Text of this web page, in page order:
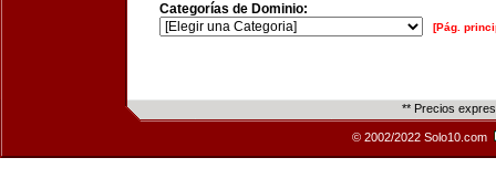
Categorías de Dominio:
[Pág.
** Precios
© 2002/2022 Solo10.com